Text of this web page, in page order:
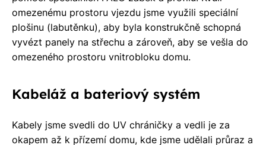
omezenému prostoru vjezdu jsme využili speciální
plošinu (labutěnku), aby byla konstrukčně schopná
vyvézt panely na střechu a zároveň, aby se vešla do
omezeného prostoru vnitrobloku domu.
Kabeláž a bateriový systém
Kabely jsme svedli do UV chráničky a vedli je za
okapem až k přízemí domu, kde jsme udělali průraz a